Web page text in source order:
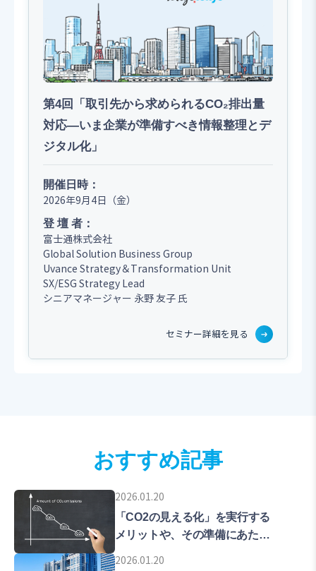
第4回「取引先から求められるCO₂排出量
対応―いま企業が準備すべき情報整理とデ
ジタル化」
開催日時：
2026年9月4日（金）
登 壇 者：
富士通株式会社
Global Solution Business Group
Uvance Strategy＆Transformation Unit
SX/ESG Strategy Lead
シニアマネージャー 永野 友子 氏
セミナー詳細を見る
おすすめ記事
2026.01.20
「CO2の見える化」を実行する
メリットや、その準備にあたっ
ての留意点などを解説します。
2026.01.20